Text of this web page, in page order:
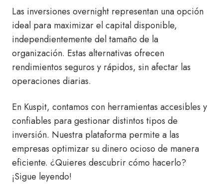
Las inversiones overnight representan una opción
ideal para maximizar el capital disponible,
independientemente del tamaño de la
organización. Estas alternativas ofrecen
rendimientos seguros y rápidos, sin afectar las
operaciones diarias.
En Kuspit, contamos con herramientas accesibles y
confiables para gestionar distintos tipos de
inversión. Nuestra plataforma permite a las
empresas optimizar su dinero ocioso de manera
eficiente. ¿Quieres descubrir cómo hacerlo?
¡Sigue leyendo!